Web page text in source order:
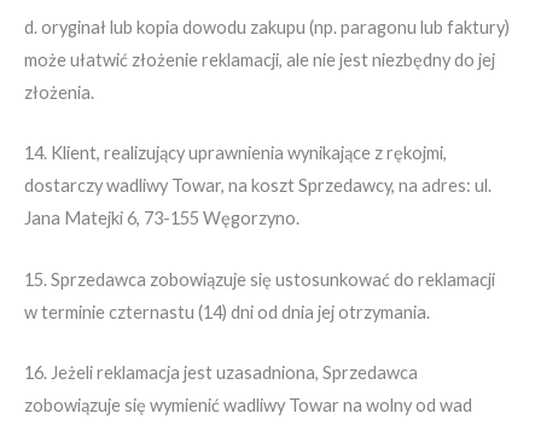
d. oryginał lub kopia dowodu zakupu (np. paragonu lub faktury)
może ułatwić złożenie reklamacji, ale nie jest niezbędny do jej
złożenia.
14. Klient, realizujący uprawnienia wynikające z rękojmi,
dostarczy wadliwy Towar, na koszt Sprzedawcy, na adres: ul.
Jana Matejki 6, 73-155 Węgorzyno.
15. Sprzedawca zobowiązuje się ustosunkować do reklamacji
w terminie czternastu (14) dni od dnia jej otrzymania.
16. Jeżeli reklamacja jest uzasadniona, Sprzedawca
zobowiązuje się wymienić wadliwy Towar na wolny od wad